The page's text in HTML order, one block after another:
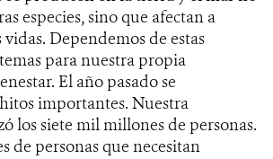
especies, sino que afectan a
Dependemos de estas
para nuestra propia
El año pasado se
importantes. Nuestra
los siete mil millones de personas.
de personas que necesitan